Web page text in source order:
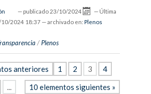
— publicado 23/10/2024 — Última
10/2024 18:37 — archivado en: Plenos
/Plenos
anteriores
10 elementos siguientes »
1 2 3
4
...